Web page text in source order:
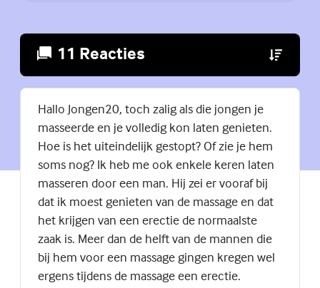
11 Reacties
Hallo Jongen20, toch zalig als die jongen je
masseerde en je volledig kon laten genieten.
Hoe is het uiteindelijk gestopt? Of zie je hem
soms nog? Ik heb me ook enkele keren laten
masseren door een man. Hij zei er vooraf bij
dat ik moest genieten van de massage en dat
het krijgen van een erectie de normaalste
zaak is. Meer dan de helft van de mannen die
bij hem voor een massage gingen kregen wel
ergens tijdens de massage een erectie.